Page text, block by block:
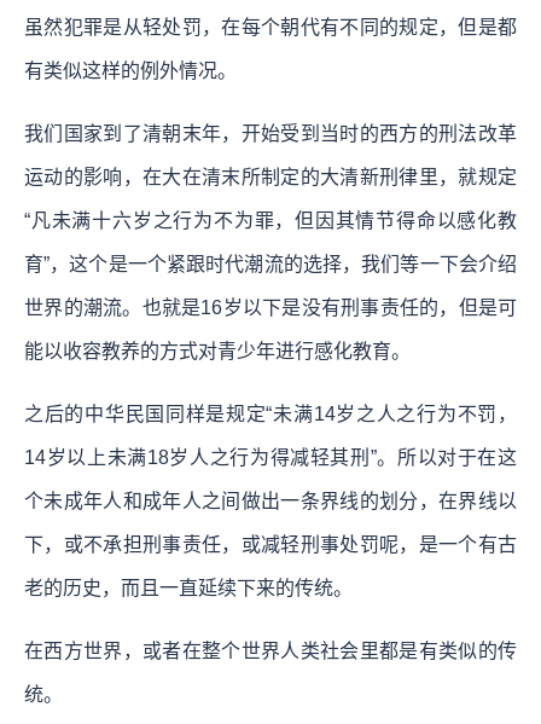
虽然犯罪是从轻处罚，在每个朝代有不同的规定，但是都
有类似这样的例外情况。
我们国家到了清朝末年，开始受到当时的西方的刑法改革
运动的影响，在大在清末所制定的大清新刑律里，就规定
“凡未满十六岁之行为不为罪，但因其情节得命以感化教
育”，这个是一个紧跟时代潮流的选择，我们等一下会介绍
世界的潮流。也就是16岁以下是没有刑事责任的，但是可
能以收容教养的方式对青少年进行感化教育。
之后的中华民国同样是规定“未满14岁之人之行为不罚，
14岁以上未满18岁人之行为得减轻其刑”。所以对于在这
个未成年人和成年人之间做出一条界线的划分，在界线以
下，或不承担刑事责任，或减轻刑事处罚呢，是一个有古
老的历史，而且一直延续下来的传统。
在西方世界，或者在整个世界人类社会里都是有类似的传
统。